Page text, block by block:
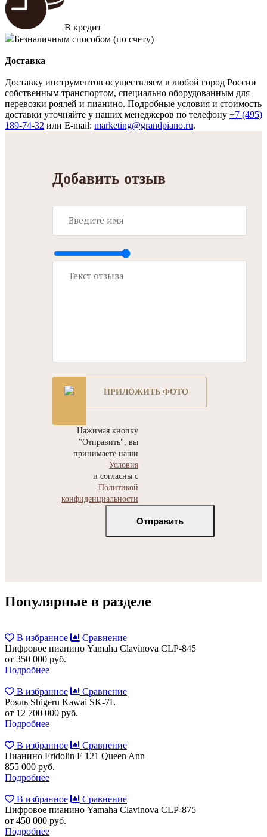
В кредит
Безналичным способом (по счету)
Доставка
Доставку инструментов осуществляем в любой город России
собственным транспортом, специально оборудованным для
перевозки роялей и пианино. Подробные условия и стоимость
доставки уточняйте у наших менеджеров по телефону +7 (495)
189-74-32 или E-mail: marketing@grandpiano.ru.
Добавить отзыв
ПРИЛОЖИТЬ ФОТО
Нажимая кнопку
"Отправить", вы
принимаете наши
Условия
и согласны с
Политикой
конфиденциальности
Популярные в разделе
В избранное
Сравнение
Цифровое пианино Yamaha Clavinova CLP-845
от 350 000 руб.
Подробнее
В избранное
Сравнение
Рояль Shigeru Kawai SK-7L
от 12 700 000 руб.
Подробнее
В избранное
Сравнение
Пианино Fridolin F 121 Queen Ann
855 000 руб.
Подробнее
В избранное
Сравнение
Цифровое пианино Yamaha Clavinova CLP-875
от 450 000 руб.
Подробнее